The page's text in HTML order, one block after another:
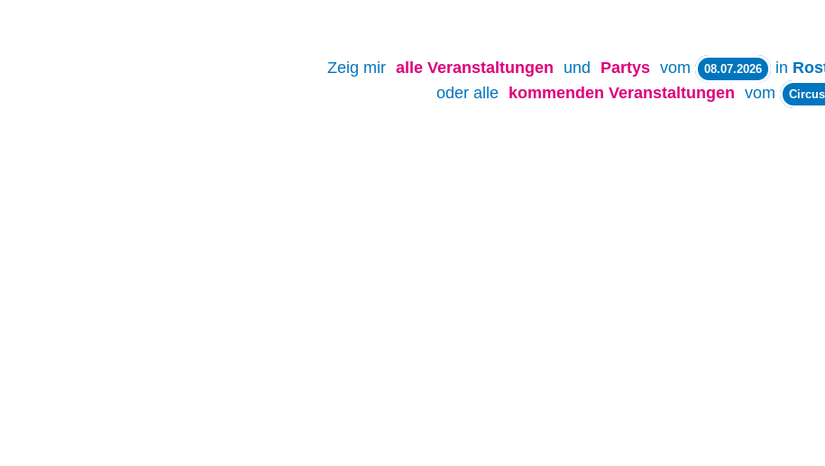
Zeig mir alle Veranstaltungen und Partys vom 08.07.2026 in
oder alle
kommenden Veranstaltungen vom